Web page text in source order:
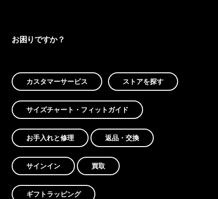
お困りですか？
カスタマーサービス ストアを探す
サイズチャート・フィットガイド
お手入れと修理 返品・交換
サインイン 買取
ギフトラッピング